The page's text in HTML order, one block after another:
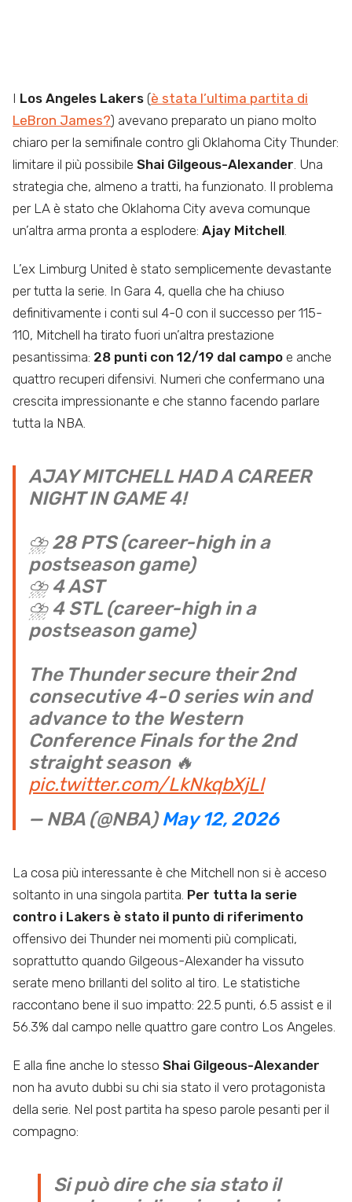
I Los Angeles Lakers (è stata l’ultima partita di
LeBron James?) avevano preparato un piano molto
chiaro per la semifinale contro gli Oklahoma City Thunder:
limitare il più possibile Shai Gilgeous-Alexander. Una
strategia che, almeno a tratti, ha funzionato. Il problema
per LA è stato che Oklahoma City aveva comunque
un’altra arma pronta a esplodere: Ajay Mitchell.
L’ex Limburg United è stato semplicemente devastante
per tutta la serie. In Gara 4, quella che ha chiuso
definitivamente i conti sul 4-0 con il successo per 115-
110, Mitchell ha tirato fuori un’altra prestazione
pesantissima: 28 punti con 12/19 dal campo e anche
quattro recuperi difensivi. Numeri che confermano una
crescita impressionante e che stanno facendo parlare
tutta la NBA.
AJAY MITCHELL HAD A CAREER
NIGHT IN GAME 4!
⛈️ 28 PTS (career-high in a
postseason game)
⛈️ 4 AST
⛈️ 4 STL (career-high in a
postseason game)
The Thunder secure their 2nd
consecutive 4-0 series win and
advance to the Western
Conference Finals for the 2nd
straight season 🔥
pic.twitter.com/LkNkqbXjLl
— NBA (@NBA)May 12, 2026
La cosa più interessante è che Mitchell non si è acceso
soltanto in una singola partita. Per tutta la serie
contro i Lakers è stato il punto di riferimento
offensivo dei Thunder nei momenti più complicati,
soprattutto quando Gilgeous-Alexander ha vissuto
serate meno brillanti del solito al tiro. Le statistiche
raccontano bene il suo impatto: 22.5 punti, 6.5 assist e il
56.3% dal campo nelle quattro gare contro Los Angeles.
E alla fine anche lo stesso Shai Gilgeous-Alexander
non ha avuto dubbi su chi sia stato il vero protagonista
della serie. Nel post partita ha speso parole pesanti per il
compagno:
Si può dire che sia stato il